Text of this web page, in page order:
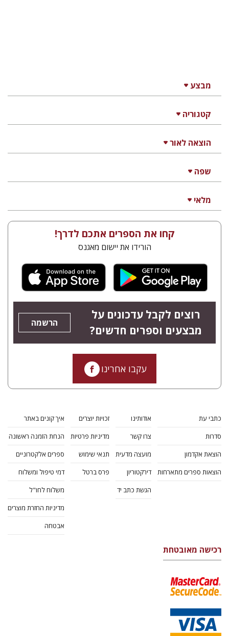
מבצע
קטגוריה
הוצאה לאור
שפה
מלאי
קחו את הספרים אתכם לדרך!
הורידו את יישום מאגנס
רוצים לקבל עדכונים על
מבצעים וספרים חדשים?
הרשמה
עקבו אחרינו
כתבי עת
סדרות
הוצאת אקדמון
הוצאות ספרים מתארחות
אודותינו
צרו קשר
מועצה מדעית
דירקטוריון
הגשת כתב יד
זכויות יוצרים
מדיניות פרטיות
תנאי שימוש
פרס ברטל
איך קונים באתר
הנחת הזמנה ראשונה
ספרים אלקטרוניים
דמי טיפול ומשלוח
משלוח לחו"ל
מדיניות החזרת מוצרים
אבטחה
רכישה מאובטחת